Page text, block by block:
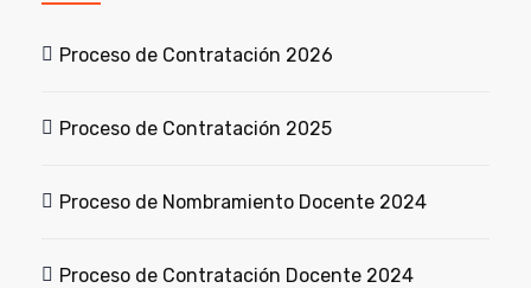
Proceso de Contratación 2026
Proceso de Contratación 2025
Proceso de Nombramiento Docente 2024
Proceso de Contratación Docente 2024